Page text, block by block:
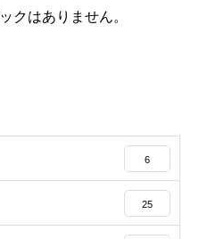
クはありません。
6
25